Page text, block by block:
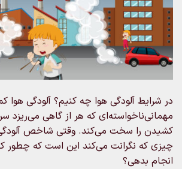
در شرایط آلودگی هوا چه کنیم؟ آلودگی هوا
مهمانی‌ناخواسته‌ای که هر از گاهی
کشیدن را سخت می‌کند. وقتی شاخص آلودگی
چیزی که نگرانت می‌کند این است که چطور
انجام بدهی؟